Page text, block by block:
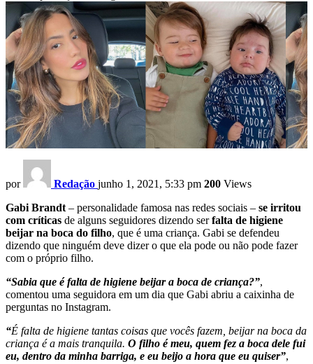
por Redação junho 1, 2021, 5:33 pm 200 Views
Gabi Brandt – personalidade famosa nas redes sociais – se irritou
com críticas de alguns seguidores dizendo serfalta de higiene
beijar na boca do filho, que é uma criança. Gabi se defendeu
dizendo que ninguém deve dizer o que ela pode ou não pode fazer
com o próprio filho.
“Sabia que é falta de higiene beijar a boca de criança?”,
comentou uma seguidora em um dia que Gabi abriu a caixinha de
perguntas no Instagram.
“É falta de higiene tantas coisas que vocês fazem, beijar na boca da
criança é a mais tranquila. O filho é meu, quem fez a boca dele fui
eu, dentro da minha barriga, e eu beijo a hora que eu quiser”,